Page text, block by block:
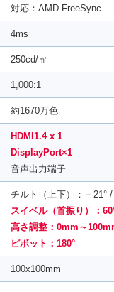
対応：AMD FreeSync
4ms
250cd/㎡
1,000:1
約1670万色
HDMI1.4 x 1
DisplayPort×1
音声出力端子
チルト（上下）：＋21° /
スイベル（首振り）：
高さ調整：0mm～
ピボット：180°
100x100mm